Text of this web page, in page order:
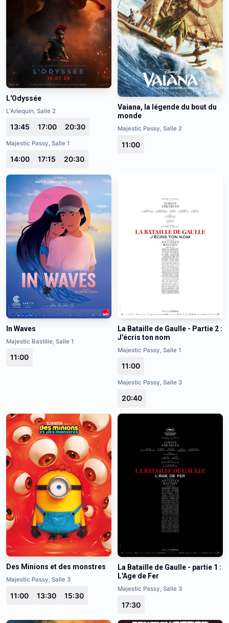
L'Odyssée
L'Arlequin, Salle 2
13:45 17:00 20:30
Majestic Passy, Salle 1
14:00 17:15 20:30
Vaiana, la légende du bout du
monde
Majestic Passy, Salle 2
11:00
In Waves
Majestic Bastille, Salle 1
11:00
La Bataille de Gaulle - Partie 2 :
J'écris ton nom
Majestic Passy, Salle 1
11:00
Majestic Passy, Salle 3
20:40
Des Minions et des monstres
Majestic Passy, Salle 3
11:00 13:30 15:30
La Bataille de Gaulle - partie 1 :
L'Age de Fer
Majestic Passy, Salle 3
17:30